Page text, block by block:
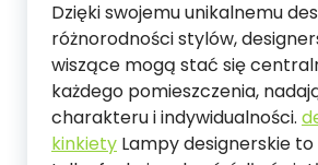
Dzięki swojemu unikalnemu
różnorodności stylów,
wiszące mogą stać się
każdego pomieszczenia,
charakteru i indywidualności.
kinkiety Lampy designerskie